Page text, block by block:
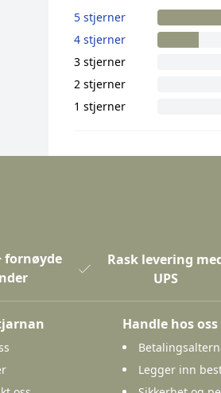
5 stjerner
4 stjerner
3 stjerner
2 stjerner
1 stjerner
fornøyde
Rask levering
UPS
Handle hos oss
Legger inn